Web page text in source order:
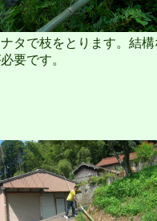
タで枝をとります。結構
要です。